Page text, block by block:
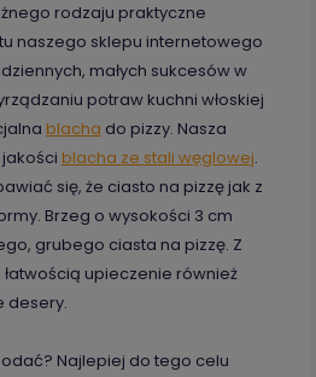
rodzaju praktyczne
naszego sklepu internetowego
małych sukcesów w
potraw kuchni włoskiej
blacha do pizzy. Nasza
blacha ze stali węglowej.
się, że ciasto na pizzę jak z
Brzeg o wysokości 3 cm
grubego ciasta na pizzę. Z
upieczenie również
desery.
Najlepiej do tego celu